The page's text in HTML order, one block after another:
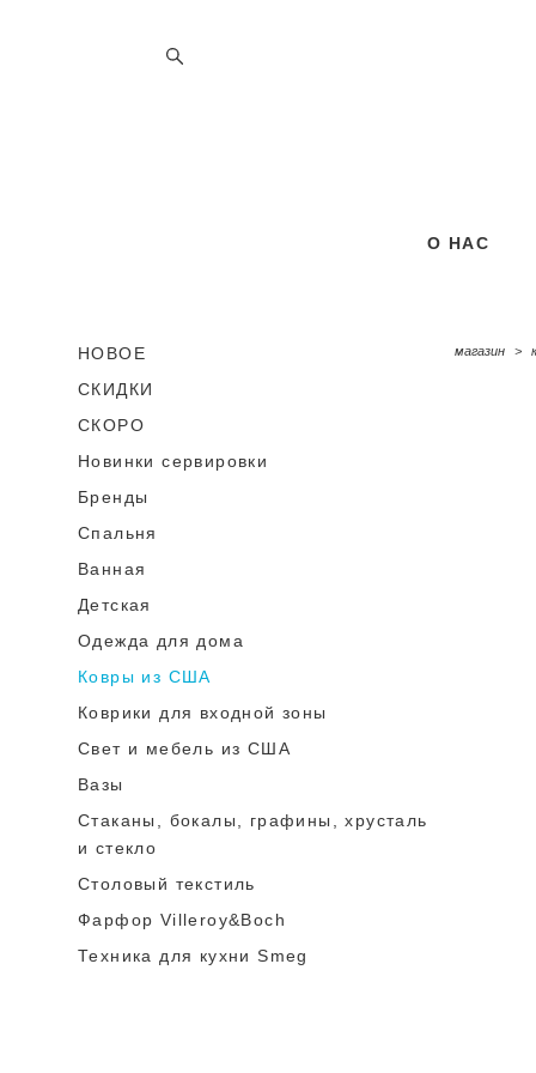
О НАС
О НАС
НОВОЕ
СКИДКИ
СКОРО
Новинки сервировки
Бренды
Спальня
Ванная
Детская
Одежда для дома
Ковры из США
Коврики для входной зоны
Cвет и мебель из США
Вазы
Стаканы, бокалы, графины, хрусталь
и стекло
Столовый текстиль
Фарфор Villeroy&Boch
Техника для кухни Smeg
магазин >